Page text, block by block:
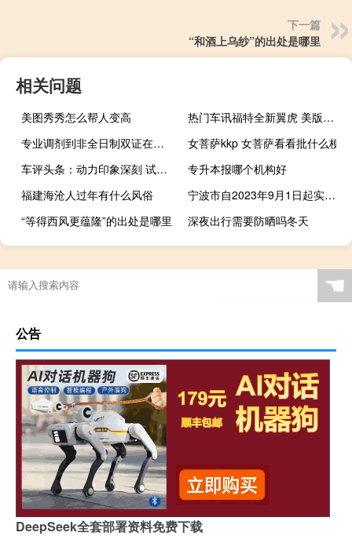
下一篇
“和酒上乌纱”的出处是哪里
相关问题
美图秀秀怎么帮人变高
热门车讯福特全新翼虎 美版实车官图曝光 三款动力可选择
专业调剂到非全日制双证在职研究生值不值得读
女菩萨kkp 女菩萨看看批什么梗
车评头条：动力印象深刻 试驾上汽大众斯柯达明锐
专升本报哪个机构好
福建海沧人过年有什么风俗
宁波市自2023年9月1日起实施境外旅客购物离境退税政策
“等得西风更蕴隆”的出处是哪里
深夜出行需要防晒吗冬天
☚
公告
DeepSeek全套部署资料免费下载